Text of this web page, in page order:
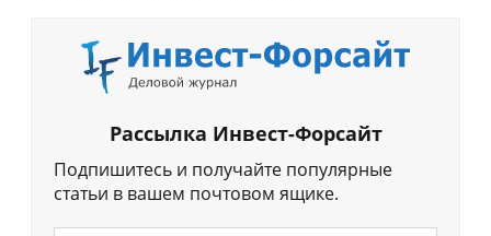
Рассылка Инвест-Форсайт
Подпишитесь и получайте популярные
статьи в вашем почтовом ящике.